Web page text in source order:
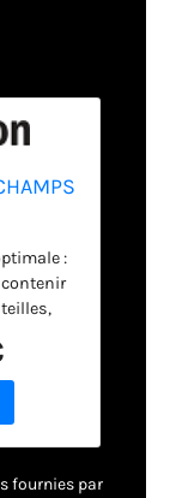
à
:
contenir
vins
fournies par